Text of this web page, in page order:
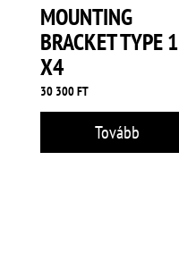
MOUNTING
BRACKET TYPE 1
X4
30 300FT
Tovább